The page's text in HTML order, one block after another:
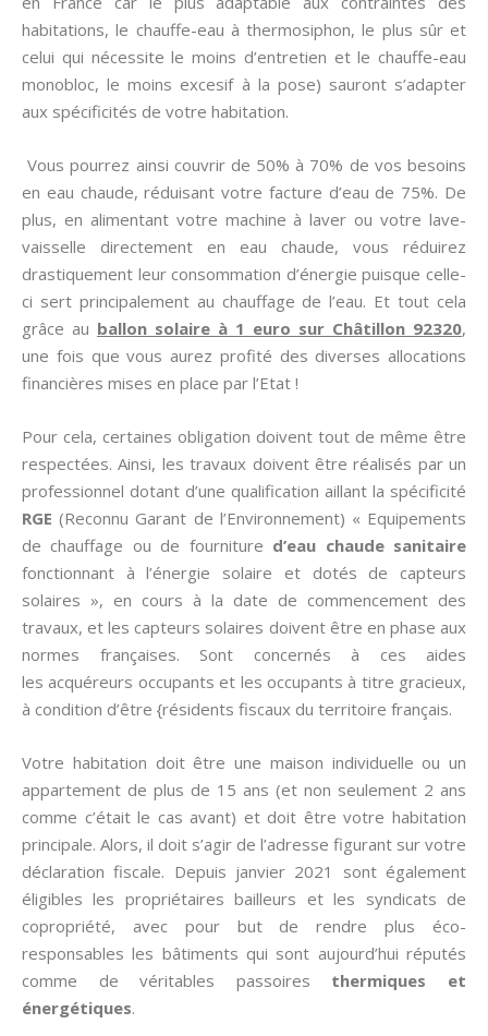
habitations, le chauffe-eau à thermosiphon, le plus sûr et
celui qui nécessite le moins d’entretien et le chauffe-eau
monobloc, le moins excesif à la pose) sauront s’adapter
aux spécificités de votre habitation.
Vous pourrez ainsi couvrir de 50% à 70% de vos besoins
en eau chaude, réduisant votre facture d’eau de 75%. De
plus, en alimentant votre machine à laver ou votre lave-
vaisselle directement en eau chaude, vous réduirez
drastiquement leur consommation d’énergie puisque celle-
ci sert principalement au chauffage de l’eau. Et tout cela
grâce au ballon solaire à 1 euro sur Châtillon 92320,
une fois que vous aurez profité des diverses allocations
financières mises en place par l’Etat !
Pour cela, certaines obligation doivent tout de même être
respectées. Ainsi, les travaux doivent être réalisés par un
professionnel dotant d’une qualification aillant la spécificité
RGE(Reconnu Garant de l’Environnement) « Equipements
de chauffage ou de fourniture d’eau chaude sanitaire
fonctionnant à l’énergie solaire et dotés de capteurs
solaires », en cours à la date de commencement des
travaux, et les capteurs solaires doivent être en phase aux
normes françaises. Sont concernés à ces aides
les acquéreurs occupants et les occupants à titre gracieux,
à condition d’être {résidents fiscaux du territoire français.
Votre habitation doit être une maison individuelle ou un
appartement de plus de 15 ans (et non seulement 2 ans
comme c’était le cas avant) et doit être votre habitation
principale. Alors, il doit s’agir de l’adresse figurant sur votre
déclaration fiscale. Depuis janvier 2021 sont également
éligibles les propriétaires bailleurs et les syndicats de
copropriété, avec pour but de rendre plus éco-
responsables les bâtiments qui sont aujourd’hui réputés
comme de véritables passoires thermiques et
énergétiques.